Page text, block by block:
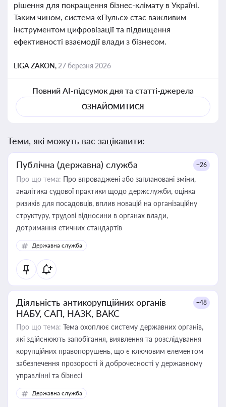
рішення для покращення бізнес-клімату в Україні.
Таким чином, система «Пульс» стає важливим
інструментом цифровізації та підвищення
ефективності взаємодії влади з бізнесом.
LIGA ZAKON, 27 березня 2026
Повний AI-підсумок дня та статті-джерела
ОЗНАЙОМИТИСЯ
Теми, які можуть вас зацікавити:
Публічна (державна) служба +26
Про що тема: Про впроваджені або заплановані зміни,
аналітика судової практики щодо держслужби, оцінка
ризиків для посадовців, вплив новацій на організаційну
структуру, трудові відносини в органах влади,
дотримання етичних стандартів
Державна служба
Діяльність антикорупційних органів
НАБУ, САП, НАЗК, ВАКС
+48
Про що тема: Тема охоплює систему державних органів,
які здійснюють запобігання, виявлення та розслідування
корупційних правопорушень, що є ключовим елементом
забезпечення прозорості й доброчесності у державному
управлінні та бізнесі
Державна служба